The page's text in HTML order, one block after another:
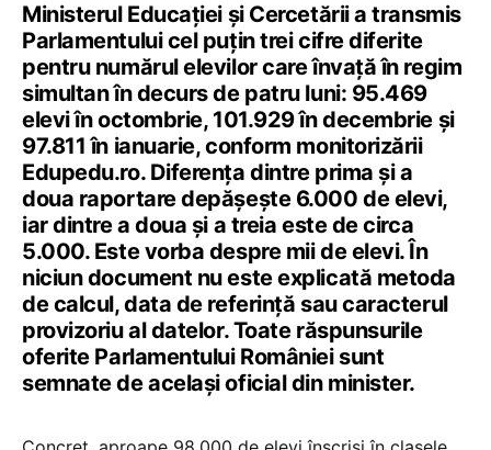
Ministerul Educației și Cercetării a transmis
Parlamentului cel puțin trei cifre diferite
pentru numărul elevilor care învață în regim
simultan în decurs de patru luni: 95.469
elevi în octombrie, 101.929 în decembrie și
97.811 în ianuarie, conform monitorizării
Edupedu.ro. Diferența dintre prima și a
doua raportare depășește 6.000 de elevi,
iar dintre a doua și a treia este de circa
5.000. Este vorba despre mii de elevi. În
niciun document nu este explicată metoda
de calcul, data de referință sau caracterul
provizoriu al datelor. Toate răspunsurile
oferite Parlamentului României sunt
semnate de același oficial din minister.